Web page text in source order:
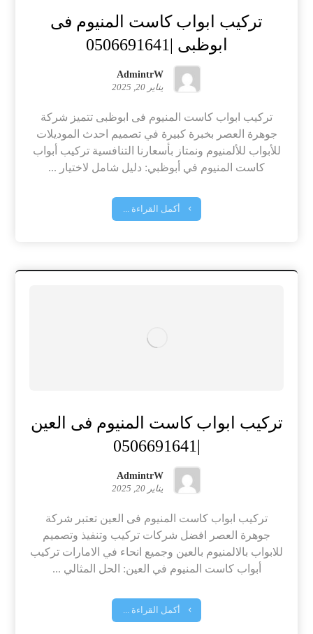
تركيب ابواب كاست المنيوم فى
ابوظبى |0506691641
AdmintrW
يناير 20, 2025
تركيب ابواب كاست المنيوم فى ابوظبى تتميز شركة
جوهرة العصر بخبرة كبيرة في تصميم احدث الموديلات
للأبواب للألمنيوم ونمتاز بأسعارنا التنافسية تركيب أبواب
كاست المنيوم في أبوظبي: دليل شامل لاختيار ...
أكمل القراءة ...
تركيب ابواب كاست المنيوم فى العين
|0506691641
AdmintrW
يناير 20, 2025
تركيب ابواب كاست المنيوم فى العين تعتبر شركة
جوهرة العصر افضل شركات تركيب وتنفيذ وتصميم
للابواب بالالمنيوم بالعين وجميع انحاء في الامارات تركيب
أبواب كاست المنيوم في العين: الحل المثالي ...
أكمل القراءة ...